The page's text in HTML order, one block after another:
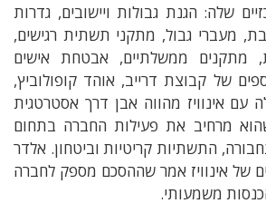
שלה: הגנת גבולות ויישובים, גדרות
מעברי גבול, מתקני תשתית רגישים,
מתקנים ממשלתיים, אבטחת אישים
של קבוצת דרייב, אוהד קופולוביץ,
עם אינוויז מהווה אבן דרך אסטרטגית
מרחיב את פעילות החברה בתחום
התשתיות קריטיות וביטחון. אלדר
של אינוויז אמר שההסכם מספק לחברה
משמעותי.